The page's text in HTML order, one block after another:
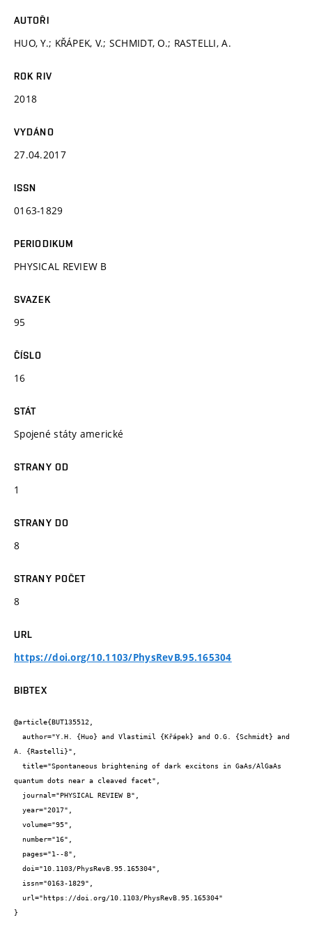
AUTOŘI
HUO, Y.; KŘÁPEK, V.; SCHMIDT, O.; RASTELLI, A.
ROK RIV
2018
VYDÁNO
27.04.2017
ISSN
0163-1829
PERIODIKUM
PHYSICAL REVIEW B
SVAZEK
95
ČÍSLO
16
STÁT
Spojené státy americké
STRANY OD
1
STRANY DO
8
STRANY POČET
8
URL
https://doi.org/10.1103/PhysRevB.95.165304
BIBTEX
@article{BUT135512,
A. {Rastelli}",
quantum dots near a cleaved facet",
}